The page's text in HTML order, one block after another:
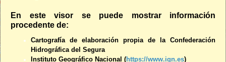
En este visor se puede mostrar información
procedente de:
Cartografía de elaboración propia de la Confederación
Hidrográfica del Segura
Instituto Geográfico Nacional (https://www.ign.es)